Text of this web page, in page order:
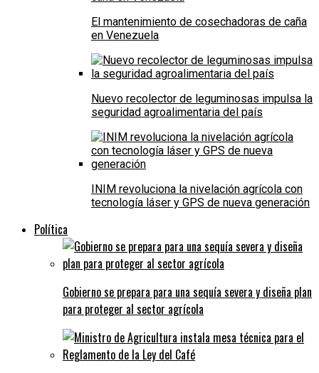
El mantenimiento de cosechadoras de caña
en Venezuela
Nuevo recolector de leguminosas impulsa la
seguridad agroalimentaria del país
INIM revoluciona la nivelación agrícola con
tecnología láser y GPS de nueva generación
Política
Gobierno se prepara para una sequía severa y diseña plan
para proteger al sector agrícola